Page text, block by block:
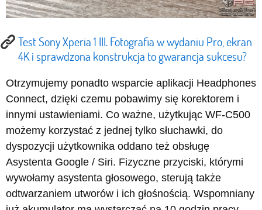
Test Sony Xperia 1 III. Fotografia w wydaniu Pro, ekran
4K i sprawdzona konstrukcja to gwarancja sukcesu?
Otrzymujemy ponadto wsparcie aplikacji Headphones
Connect, dzięki czemu pobawimy się korektorem i
innymi ustawieniami. Co ważne, użytkując WF-C500
możemy korzystać z jednej tylko słuchawki, do
dyspozycji użytkownika oddano też obsługę
Asystenta Google / Siri. Fizyczne przyciski, którymi
wywołamy asystenta głosowego, sterują także
odtwarzaniem utworów i ich głośnością. Wspomniany